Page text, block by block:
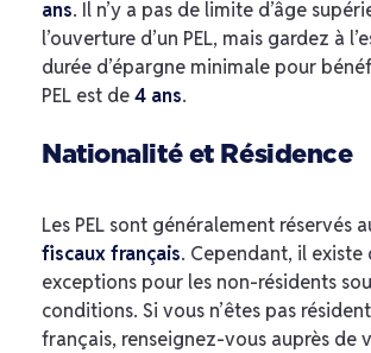
ans. Il n’y a pas de limite d’âge
l’ouverture d’un PEL, mais gardez à
durée d’épargne minimale pour
PEL est de4 ans.
Nationalité et Résidence
Les PEL sont généralement réservés
fiscaux français. Cependant, il existe
exceptions pour les non-résidents
conditions. Si vous n’êtes pas
français, renseignez-vous auprès de